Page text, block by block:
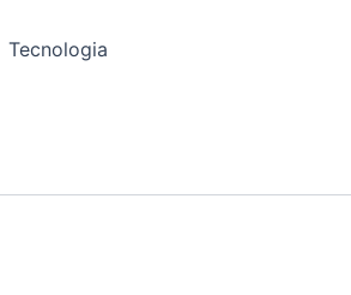
Tecnologia